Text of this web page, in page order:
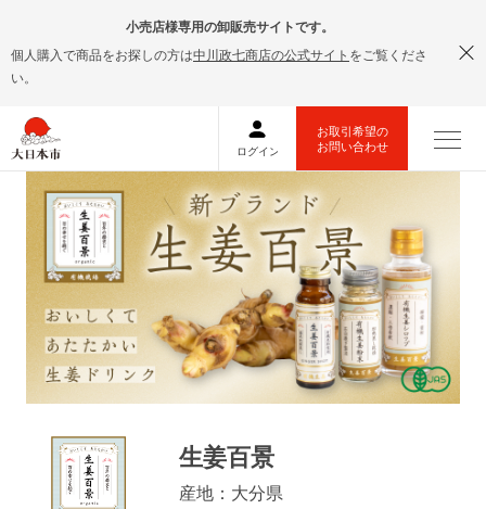
小売店様専用の卸販売サイトです。
個人購入で商品をお探しの方は中川政七商店の公式サイト をご覧くださ
い。
生姜百景
産地：大分県